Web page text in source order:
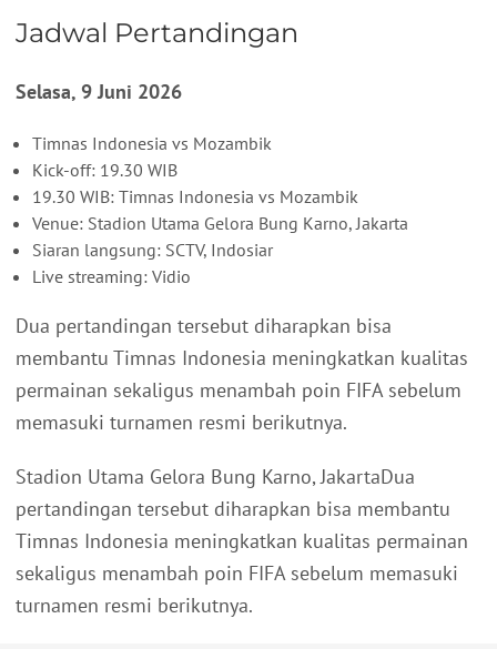
Jadwal Pertandingan
Selasa, 9 Juni 2026
Timnas Indonesia vs Mozambik
Kick-off: 19.30 WIB
19.30 WIB: Timnas Indonesia vs Mozambik
Venue: Stadion Utama Gelora Bung Karno, Jakarta
Siaran langsung: SCTV, Indosiar
Live streaming: Vidio
Dua pertandingan tersebut diharapkan bisa
membantu Timnas Indonesia meningkatkan kualitas
permainan sekaligus menambah poin FIFA sebelum
memasuki turnamen resmi berikutnya.
Stadion Utama Gelora Bung Karno, JakartaDua
pertandingan tersebut diharapkan bisa membantu
Timnas Indonesia meningkatkan kualitas permainan
sekaligus menambah poin FIFA sebelum memasuki
turnamen resmi berikutnya.